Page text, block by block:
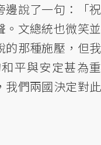
邊說了一句：「祝
。文總統也微笑並
的那種施壓，但我
平與安定甚為重
我們兩國決定對此